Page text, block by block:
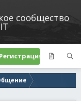
сообщество
Регистрация